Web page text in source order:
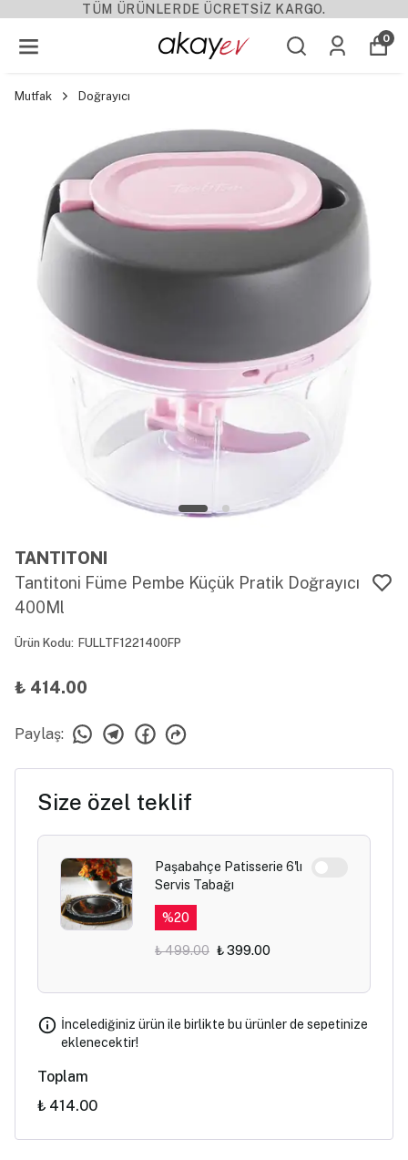
TÜM ÜRÜNLERDE ÜCRETSİZ KARGO.
0
Mutfak Doğrayıcı
TANTITONI
Tantitoni Füme Pembe Küçük Pratik Doğrayıcı
400Ml
Ürün Kodu: FULLTF1221400FP
₺ 414.00
Paylaş:
Size özel teklif
Paşabahçe Patisserie 6'lı
Servis Tabağı
%20
₺ 499.00 ₺ 399.00
İncelediğiniz ürün ile birlikte bu ürünler de sepetinize
eklenecektir!
Toplam
₺ 414.00